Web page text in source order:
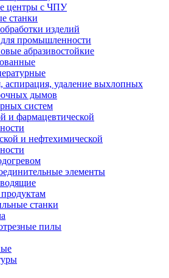
центры с ЧПУ
станки
изделий
промышленности
абразивостойкие
аспирация, удаление выхлопных
дымов
систем
и фармацевтической
и нефтехимической
элементы
станки
пилы